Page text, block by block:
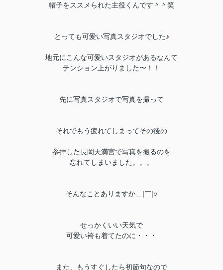
帽子をススメられた主役くんです＾＾笑
とっても可愛い写真スタジオでした♪
地元にこんな可愛いスタジオがあるなんて
テンション上がりました〜！！
先に写真スタジオで写真を撮って
それでもう疲れてしまってその後の
参拝した長岡天満宮で写真を撮るのを
忘れてしまいました。。。
そんなことありますか＿|￣|○
せっかくいい天気で
可愛い袴も着てたのに・・・
また、もうすぐしたら初節句なので